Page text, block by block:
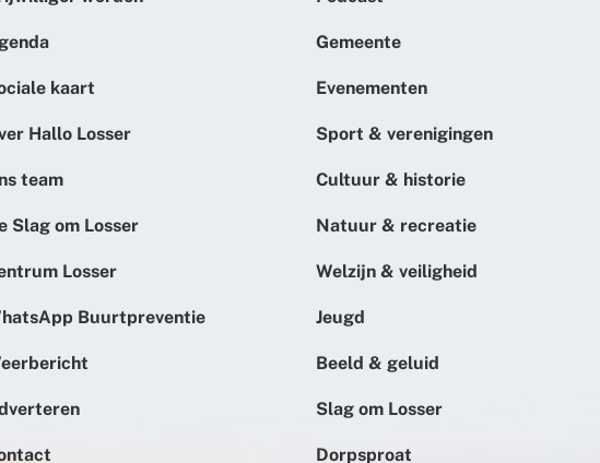
kaart
Hallo Losser
team
Slag om Losser
Losser
Buurtpreventie
Gemeente
Evenementen
Sport & verenigingen
Cultuur & historie
Natuur & recreatie
Welzijn & veiligheid
Jeugd
Beeld & geluid
Slag om Losser
Dorpsproat